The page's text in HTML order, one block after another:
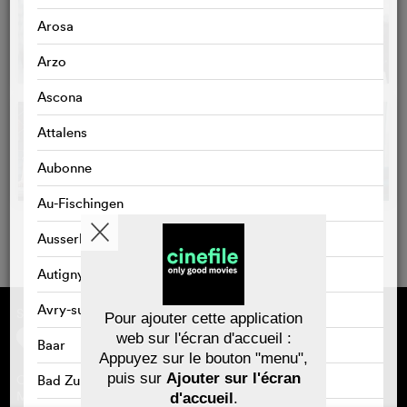
Arosa
Arzo
Ascona
Attalens
Aubonne
Au-Fischingen
Ausserbinn
Autigny
Avry-sur-Matran
Baar
Bad Zurzach
Sponsorisé par
Contact
Mentions légales
À propos de cinefile
S'inscrire/s'abonner
Newsletter
FAQ
Bons-cadeaux
Pour ajouter cette application
web sur l'écran d'accueil :
Appuyez sur le bouton "menu",
puis sur Ajouter sur l'écran
d'accueil.